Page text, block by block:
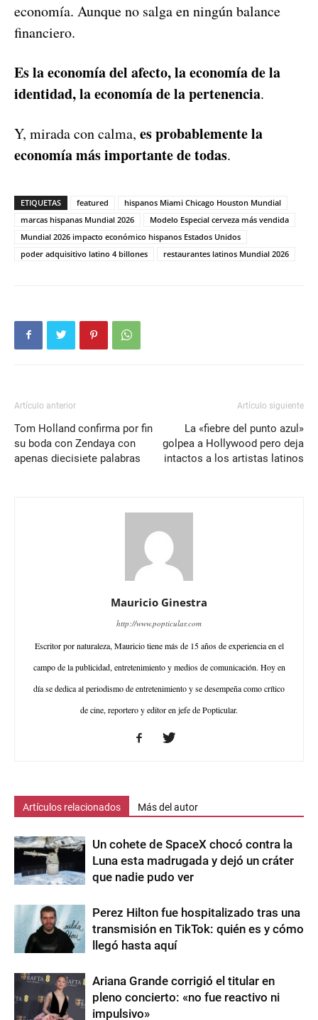
economía. Aunque no salga en ningún balance
financiero.
Es la economía del afecto, la economía de la
identidad, la economía de la pertenencia.
Y, mirada con calma, es probablemente la
economía más importante de todas.
ETIQUETAS featured
hispanos Miami Chicago Houston Mundial
marcas hispanas Mundial 2026
Modelo Especial cerveza más vendida
Mundial 2026 impacto económico hispanos Estados Unidos
poder adquisitivo latino 4 billones
restaurantes latinos Mundial 2026
Artículo anterior
Tom Holland confirma por fin
su boda con Zendaya con
apenas diecisiete palabras
Artículo siguiente
La «fiebre del punto azul»
golpea a Hollywood pero deja
intactos a los artistas latinos
Mauricio Ginestra
http://www.popticular.com
Escritor por naturaleza, Mauricio tiene más de 15 años de experiencia en el
campo de la publicidad, entretenimiento y medios de comunicación. Hoy en
día se dedica al periodismo de entretenimiento y se desempeña como crítico
de cine, reportero y editor en jefe de Popticular.
Artículos relacionados Más del autor
Un cohete de SpaceX chocó contra la
Luna esta madrugada y dejó un cráter
que nadie pudo ver
Perez Hilton fue hospitalizado tras una
transmisión en TikTok: quién es y cómo
llegó hasta aquí
Ariana Grande corrigió el titular en
pleno concierto: «no fue reactivo ni
impulsivo»